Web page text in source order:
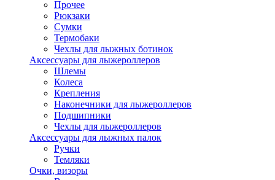
Прочее
Рюкзаки
Сумки
Термобаки
Чехлы для лыжных ботинок
Аксессуары для лыжероллеров
Шлемы
Колеса
Крепления
Наконечники для лыжероллеров
Подшипники
Чехлы для лыжероллеров
Аксессуары для лыжных палок
Ручки
Темляки
Очки, визоры